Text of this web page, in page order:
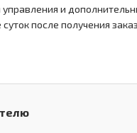
и
после получения